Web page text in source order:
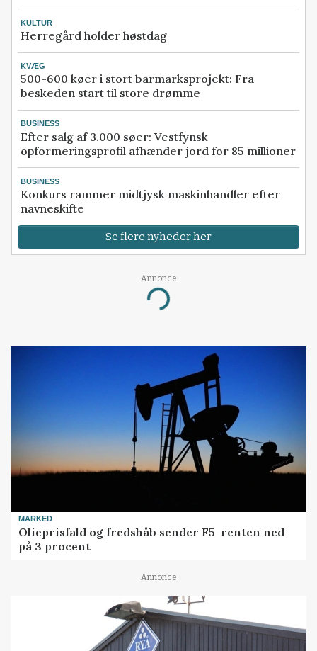
KULTUR
Herregård holder høstdag
KVÆG
500-600 køer i stort barmarksprojekt: Fra
beskeden start til store drømme
BUSINESS
Efter salg af 3.000 søer: Vestfynsk
opformeringsprofil afhænder jord for 85 millioner
BUSINESS
Konkurs rammer midtjysk maskinhandler efter
navneskifte
Se flere nyheder her
Annonce
Loading...
MARKED
Olieprisfald og fredshåb sender F5-renten ned
på 3 procent
Annonce